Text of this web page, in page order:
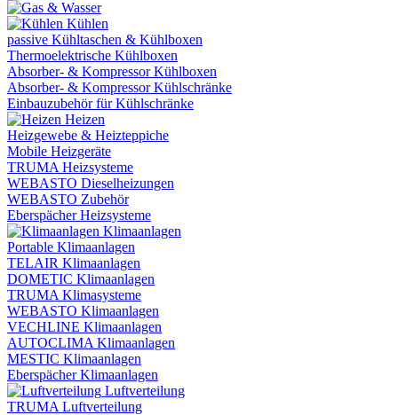
Kühlen
passive Kühltaschen & Kühlboxen
Thermoelektrische Kühlboxen
Absorber- & Kompressor Kühlboxen
Absorber- & Kompressor Kühlschränke
Einbauzubehör für Kühlschränke
Heizen
Heizgewebe & Heizteppiche
Mobile Heizgeräte
TRUMA Heizsysteme
WEBASTO Dieselheizungen
WEBASTO Zubehör
Eberspächer Heizsysteme
Klimaanlagen
Portable Klimaanlagen
TELAIR Klimaanlagen
DOMETIC Klimaanlagen
TRUMA Klimasysteme
WEBASTO Klimaanlagen
VECHLINE Klimaanlagen
AUTOCLIMA Klimaanlagen
MESTIC Klimaanlagen
Eberspächer Klimaanlagen
Luftverteilung
TRUMA Luftverteilung